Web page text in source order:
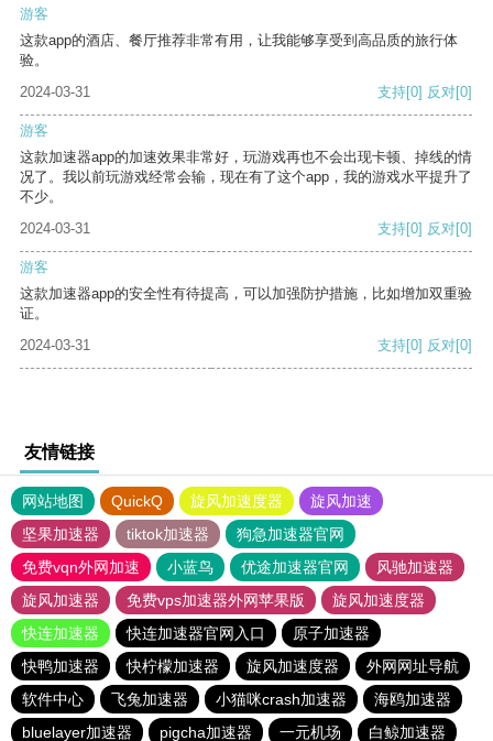
游客
这款app的酒店、餐厅推荐非常有用，让我能够享受到高品质的旅行体
验。
2024-03-31
支持[0] 反对[0]
游客
这款加速器app的加速效果非常好，玩游戏再也不会出现卡顿、掉线的情
况了。我以前玩游戏经常会输，现在有了这个app，我的游戏水平提升了
不少。
2024-03-31
支持[0] 反对[0]
游客
这款加速器app的安全性有待提高，可以加强防护措施，比如增加双重验
证。
2024-03-31
支持[0] 反对[0]
友情链接
网站地图 QuickQ 旋风加速度器
旋风加速
坚果加速器
tiktok加速器
狗急加速器官网
免费vqn外网加速
小蓝鸟 优途加速器官网
风驰加速器
旋风加速器
免费vps加速器外网苹果版
旋风加速度器
快连加速器
快连加速器官网入口
原子加速器
快鸭加速器
快柠檬加速器 旋风加速度器
外网网址导航
软件中心
飞兔加速器 小猫咪crash加速器
海鸥加速器
bluelayer加速器
pigcha加速器 一元机场 白鲸加速器